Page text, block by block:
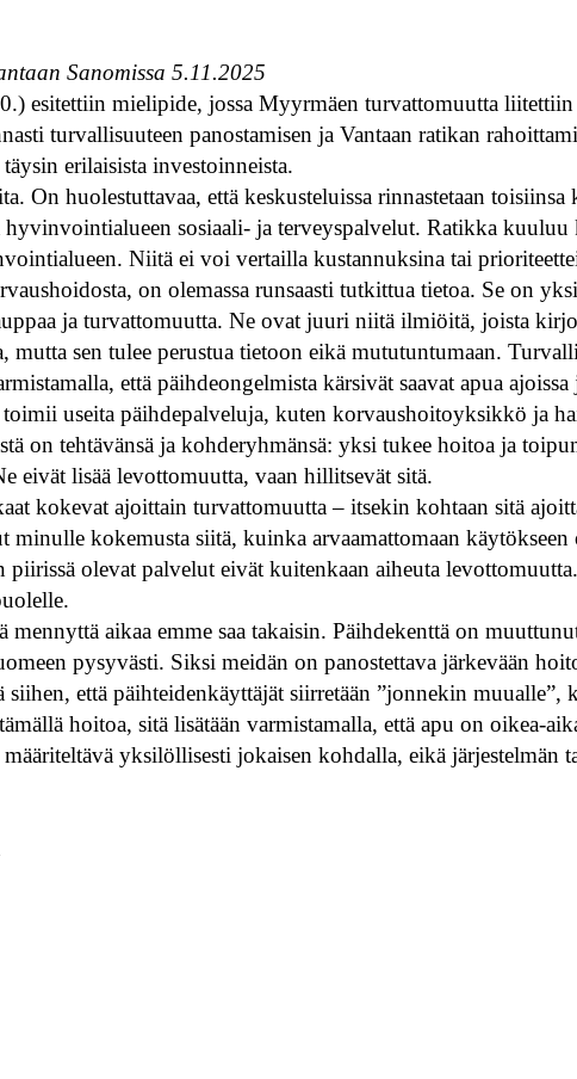
Sanomissa 5.11.2025
esitettiin mielipide, jossa Myyrmäen turvattomuutta
turvallisuuteen panostamisen ja Vantaan ratikan
erilaisista investoinneista.
On huolestuttavaa, että keskusteluissa rinnastetaan toisiinsa
sosiaali- ja terveyspalvelut. Ratikka kuuluu
Niitä ei voi vertailla kustannuksina tai
on olemassa runsaasti tutkittua tietoa. Se on
ja turvattomuutta. Ne ovat juuri niitä ilmiöitä, joista
mutta sen tulee perustua tietoon eikä mututuntumaan.
että päihdeongelmista kärsivät saavat apua
toimii useita päihdepalveluja, kuten korvaushoitoyksikkö ja
on tehtävänsä ja kohderyhmänsä: yksi tukee hoitoa ja
eivät lisää levottomuutta, vaan hillitsevät sitä.
kokevat ajoittain turvattomuutta – itsekin kohtaan sitä
minulle kokemusta siitä, kuinka arvaamattomaan käytökseen
olevat palvelut eivät kuitenkaan aiheuta
aikaa emme saa takaisin. Päihdekenttä on
pysyvästi. Siksi meidän on panostettava järkevään
että päihteidenkäyttäjät siirretään ”jonnekin muualle”,
hoitoa, sitä lisätään varmistamalla, että apu on oikea-
yksilöllisesti jokaisen kohdalla, eikä järjestelmän